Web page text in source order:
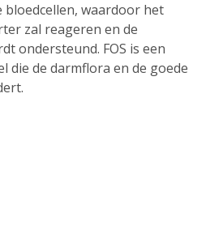
waardoor het
zal reageren en de
ondersteund. FOS is een
die de darmflora en de goede